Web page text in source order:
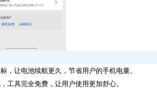
让电池续航更久，节省用户的手机电量。
具完全免费，让用户使用更加舒心。